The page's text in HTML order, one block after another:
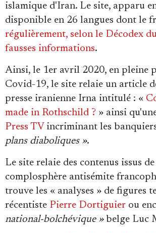
Se connecter
islamique d'Iran. Le site, apparu
disponible en 26 langues dont le
régulièrement, selon le Décodex du
fausses informations.
Ainsi, le 1er avril 2020, en pleine
Covid-19, le site relaie un article
presse iranienne Irna intitulé : «
made in Rothschild ? » ainsi
Press TV incriminant les
plans diaboliques ».
Le site relaie des contenus issus
complosphère antisémite
trouve les « analyses » de figures
récentiste Pierre Dortiguier ou
national-bolchévique »belge Luc